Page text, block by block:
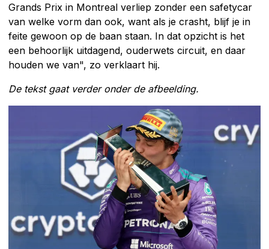
Grands Prix in Montreal verliep zonder een safetycar
van welke vorm dan ook, want als je crasht, blijf je in
feite gewoon op de baan staan. In dat opzicht is het
een behoorlijk uitdagend, ouderwets circuit, en daar
houden we van", zo verklaart hij.
De tekst gaat verder onder de afbeelding.